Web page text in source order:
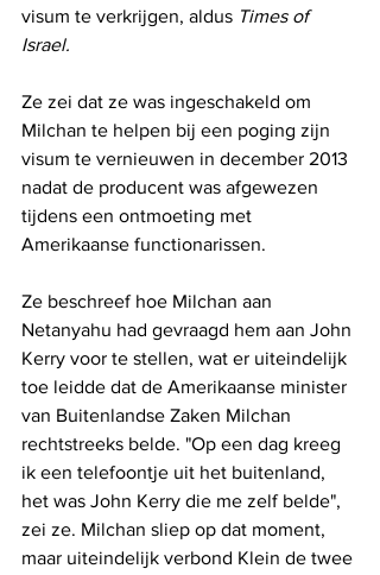
visum te verkrijgen, aldus Times of
Israel.
Ze zei dat ze was ingeschakeld om
Milchan te helpen bij een poging zijn
visum te vernieuwen in december 2013
nadat de producent was afgewezen
tijdens een ontmoeting met
Amerikaanse functionarissen.
Ze beschreef hoe Milchan aan
Netanyahu had gevraagd hem aan John
Kerry voor te stellen, wat er uiteindelijk
toe leidde dat de Amerikaanse minister
van Buitenlandse Zaken Milchan
rechtstreeks belde. "Op een dag kreeg
ik een telefoontje uit het buitenland,
het was John Kerry die me zelf belde",
zei ze. Milchan sliep op dat moment,
maar uiteindelijk verbond Klein de twee